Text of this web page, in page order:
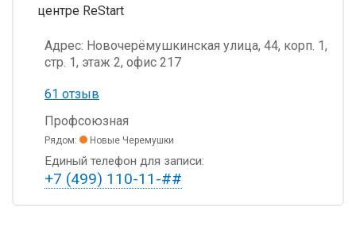
центре ReStart
Адрес: Новочерёмушкинская улица, 44, корп. 1,
стр. 1, этаж 2, офис 217
61 отзыв
Профсоюзная
Рядом: Новые Черемушки
Единый телефон для записи:
+7 (499) 110-11-##